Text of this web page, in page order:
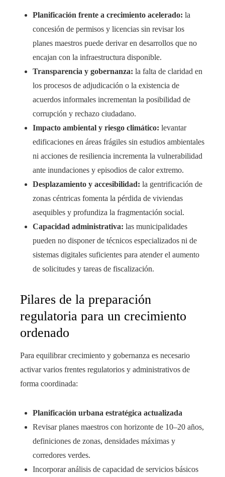
Planificación frente a crecimiento acelerado: la
concesión de permisos y licencias sin revisar los
planes maestros puede derivar en desarrollos que no
encajan con la infraestructura disponible.
Transparencia y gobernanza: la falta de claridad en
los procesos de adjudicación o la existencia de
acuerdos informales incrementan la posibilidad de
corrupción y rechazo ciudadano.
Impacto ambiental y riesgo climático: levantar
edificaciones en áreas frágiles sin estudios ambientales
ni acciones de resiliencia incrementa la vulnerabilidad
ante inundaciones y episodios de calor extremo.
Desplazamiento y accesibilidad: la gentrificación de
zonas céntricas fomenta la pérdida de viviendas
asequibles y profundiza la fragmentación social.
Capacidad administrativa: las municipalidades
pueden no disponer de técnicos especializados ni de
sistemas digitales suficientes para atender el aumento
de solicitudes y tareas de fiscalización.
Pilares de la preparación
regulatoria para un crecimiento
ordenado
Para equilibrar crecimiento y gobernanza es necesario
activar varios frentes regulatorios y administrativos de
forma coordinada:
Planificación urbana estratégica actualizada
Revisar planes maestros con horizonte de 10–20 años,
definiciones de zonas, densidades máximas y
corredores verdes.
Incorporar análisis de capacidad de servicios básicos